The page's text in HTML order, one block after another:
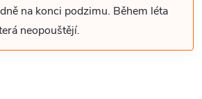
na konci podzimu. Během léta
neopouštějí.